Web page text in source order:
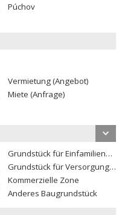
Púchov
Vermietung (Angebot)
Miete (Anfrage)
Grundstück für Einfamilienhäuser
Grundstück für Versorgungseinrichtungen
Kommerzielle Zone
Anderes Baugrundstück